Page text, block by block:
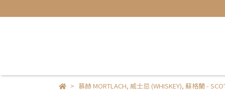
慕赫 MORTLACH, 威士忌 (WHISKEY), 蘇格蘭 -